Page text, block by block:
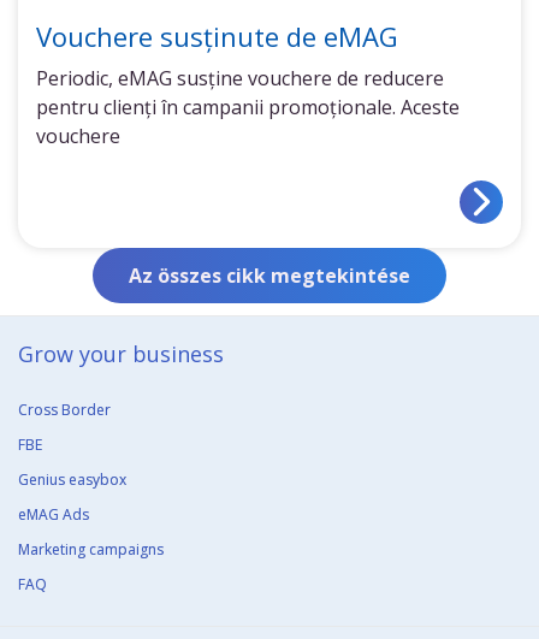
Vouchere susținute de eMAG
Periodic, eMAG susține vouchere de reducere
pentru clienți în campanii promoționale. Aceste
vouchere
Az összes cikk megtekintése
Grow your business​
Cross Border
FBE
Genius easybox
eMAG Ads
Marketing campaigns
FAQ